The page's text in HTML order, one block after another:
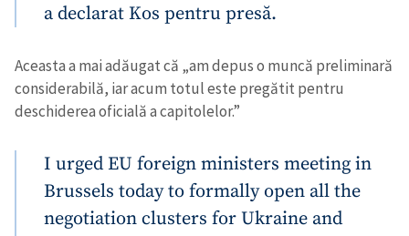
a declarat Kos pentru presă.
Aceasta a mai adăugat că „am depus o muncă preliminară
considerabilă, iar acum totul este pregătit pentru
deschiderea oficială a capitolelor.”
I urged EU foreign ministers meeting in
Brussels today to formally open all the
negotiation clusters for Ukraine and